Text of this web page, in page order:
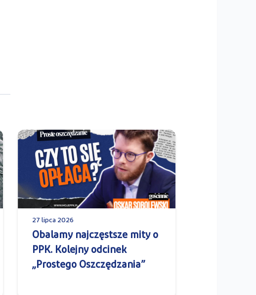
27 lipca 2026
Obalamy najczęstsze mity o
PPK. Kolejny odcinek
„Prostego Oszczędzania”